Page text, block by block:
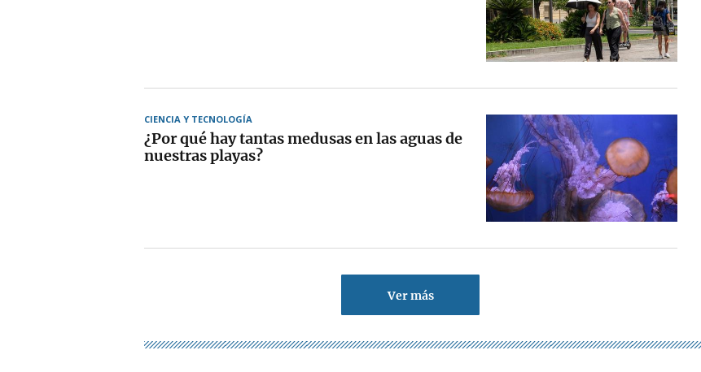
CIENCIA Y TECNOLOGÍA
¿Por qué hay tantas medusas en las aguas de
nuestras playas?
Ver más